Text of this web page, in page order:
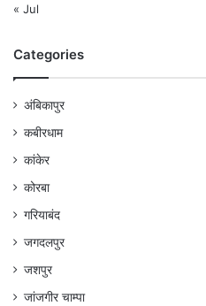
« Jul
Categories
अंबिकापुर
कबीरधाम
कांकेर
कोरबा
गरियाबंद
जगदलपुर
जशपुर
जांजगीर चाम्पा